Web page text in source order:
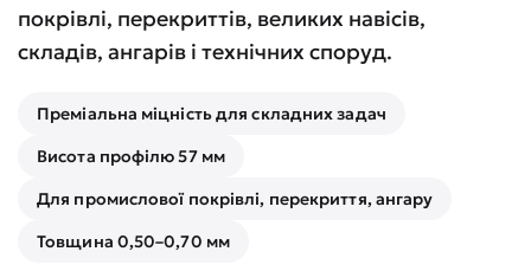
покрівлі, перекриттів, великих навісів,
складів, ангарів і технічних споруд.
Преміальна міцність для складних задач
Висота профілю 57 мм
Для промислової покрівлі, перекриття, ангару
Товщина 0,50–0,70 мм